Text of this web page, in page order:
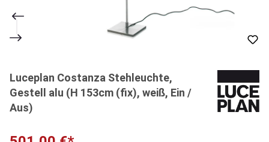
Luceplan Costanza Stehleuchte,
Gestell alu (H 153cm (fix), weiß, Ein /
Aus)